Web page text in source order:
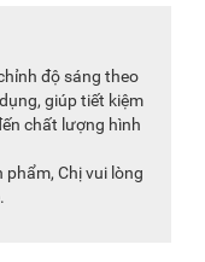
dung hiển thị.
bị hệ thống cổng
HDMI, 1 cổng USB,
khác. Hệ thống này
nhiều thiết bị như
Nhờ đó, việc mở
độ sáng theo
giúp tiết kiệm
chất lượng hình
phẩm, Chị vui lòng